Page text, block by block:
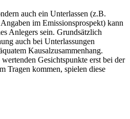
auch ein Unterlassen (z.B.
im Emissionsprospekt) kann
Anlegers sein. Grundsätzlich
auch bei Unterlassungen
Kausalzusammenhang.
Gesichtspunkte erst bei der
Tragen kommen, spielen diese